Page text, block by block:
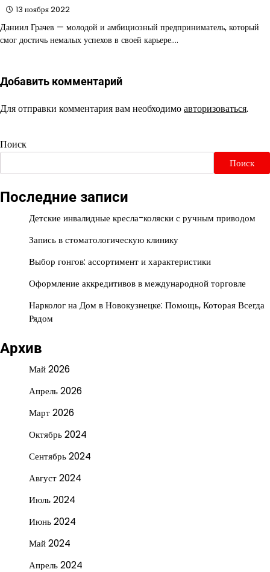
13 ноября 2022
Даниил Грачев — молодой и амбициозный предприниматель, который
смог достичь немалых успехов в своей карьере.…
Добавить комментарий
Для отправки комментария вам необходимоавторизоваться.
Поиск
Поиск
Последние записи
Детские инвалидные кресла-коляски с ручным приводом
Запись в стоматологическую клинику
Выбор гонгов: ассортимент и характеристики
Оформление аккредитивов в международной торговле
Нарколог на Дом в Новокузнецке: Помощь, Которая Всегда
Рядом
Архив
Май 2026
Апрель 2026
Март 2026
Октябрь 2024
Сентябрь 2024
Август 2024
Июль 2024
Июнь 2024
Май 2024
Апрель 2024